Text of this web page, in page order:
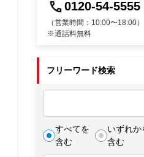
0120-54-5555
（営業時間：10:00〜18:00）
※通話料無料
フリーワード検索
すべてを
含む
いずれか
含む